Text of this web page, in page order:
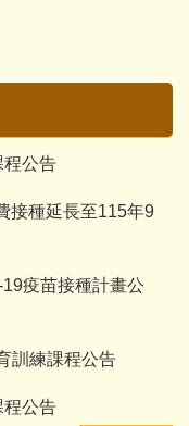
疫苗接種計畫公
練課程公告
程公告
接種延長至115年9
疫苗接種計畫公
訓練課程公告
程公告